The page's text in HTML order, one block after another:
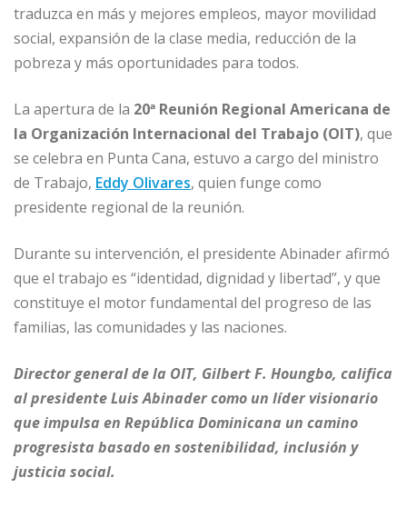
traduzca en más y mejores empleos, mayor movilidad
social, expansión de la clase media, reducción de la
pobreza y más oportunidades para todos.
La apertura de la 20ª Reunión Regional Americana de
la Organización Internacional del Trabajo (OIT), que
se celebra en Punta Cana, estuvo a cargo del ministro
de Trabajo, Eddy Olivares, quien funge como
presidente regional de la reunión.
Durante su intervención, el presidente Abinader afirmó
que el trabajo es “identidad, dignidad y libertad”, y que
constituye el motor fundamental del progreso de las
familias, las comunidades y las naciones.
Director general de la OIT, Gilbert F. Houngbo, califica
al presidente Luis Abinader como un líder visionario
que impulsa en República Dominicana un camino
progresista basado en sostenibilidad, inclusión y
justicia social.